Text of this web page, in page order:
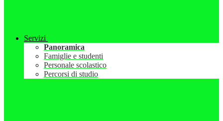
Servizi
Panoramica
Famiglie e studenti
Personale scolastico
Percorsi di studio